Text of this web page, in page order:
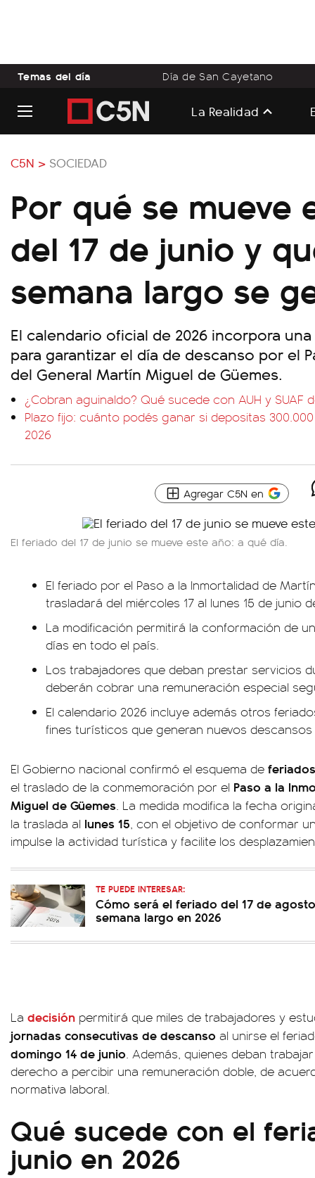
Temas del día Día de San Cayetano
La Realidad
C5N > SOCIEDAD
Por qué se mueve
del 17 de junio y
semana largo se
El calendario oficial de 2026 incorpora
para garantizar el día de descanso por el
del General Martín Miguel de Güemes.
¿Cobran aguinaldo? Qué sucede con AUH y SUAF
Plazo fijo: cuánto podés ganar si depositas
2026
Agregar C5N en
El feriado del 17 de junio se mueve este año: a qué día.
El feriado por el Paso a la Inmortalidad de
trasladará del miércoles 17 al lunes 15 de junio
La modificación permitirá la conformación de
días en todo el país.
Los trabajadores que deban prestar servicios
deberán cobrar una remuneración especial
El calendario 2026 incluye además otros
fines turísticos que generan nuevos
El Gobierno nacional confirmó el esquema de feriados
el traslado de la conmemoración por el Paso a la
Miguel de Güemes. La medida modifica la fecha
la traslada al lunes 15, con el objetivo de conformar
impulse la actividad turística y facilite los
TE PUEDE INTERESAR:
Cómo será el feriado del 17 de
semana largo en 2026
La decisión permitirá que miles de trabajadores y
jornadas consecutivas de descanso al unirse el
domingo 14 de junio. Además, quienes deban
derecho a percibir una remuneración doble, de
normativa laboral.
Qué sucede con el
junio en 2026